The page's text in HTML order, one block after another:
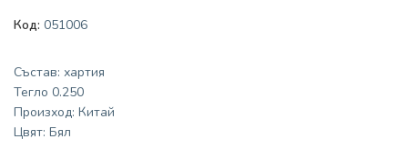
Код: 051006
Състав: хартия
Тегло 0.250
Произход: Китай
Цвят: Бял